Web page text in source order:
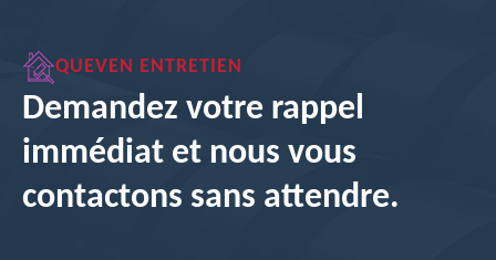
QUEVEN ENTRETIEN
Demandez votre rappel
immédiat et nous vous
contactons sans attendre.